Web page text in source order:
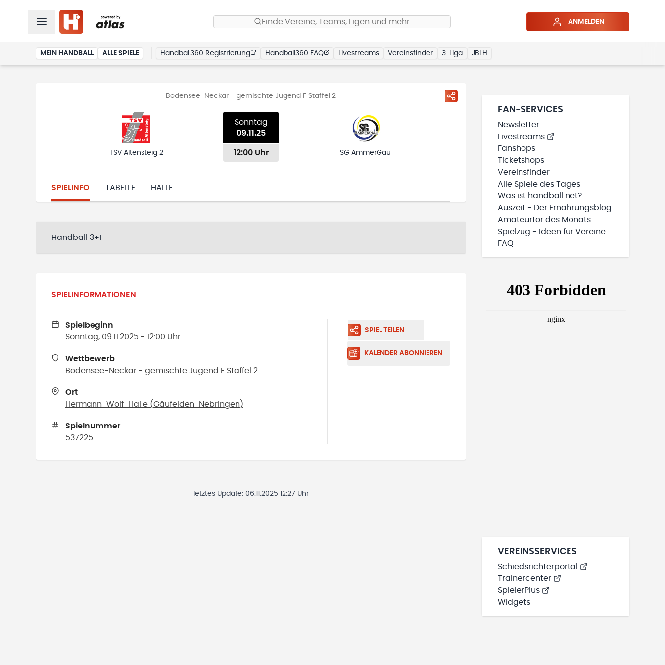
Finde Vereine, Teams, Ligen und mehr… ANMELDEN
MEIN HANDBALL ALLE SPIELE Handball360 Registrierung Handball360 FAQ Livestreams Vereinsfinder 3. Liga JBLH
Bodensee-Neckar - gemischte Jugend F Staffel 2
TSV Altensteig 2
Sonntag
09.11.25
12:00 Uhr SG AmmerGäu
SPIELINFO TABELLE HALLE
Handball 3+1
SPIELINFORMATIONEN
Spielbeginn
Sonntag, 09.11.2025 - 12:00 Uhr
Wettbewerb
Bodensee-Neckar - gemischte Jugend F Staffel 2
Ort
Hermann-Wolf-Halle (Gäufelden-Nebringen )
Spielnummer
537225
SPIEL TEILEN
KALENDER ABONNIEREN
letztes Update: 06.11.2025 12:27 Uhr
FAN-SERVICES
Newsletter
Livestreams
Fanshops
Ticketshops
Vereinsfinder
Alle Spiele des Tages
Was ist handball.net?
Auszeit - Der Ernährungsblog
Amateurtor des Monats
Spielzug - Ideen für Vereine
FAQ
VEREINSSERVICES
Schiedsrichterportal
Trainercenter
SpielerPlus
Widgets